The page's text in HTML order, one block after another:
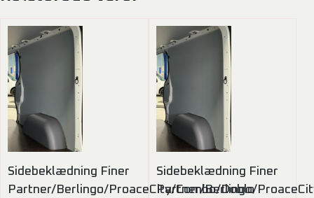
Sidebeklædning Finer
Partner/Berlingo/ProaceCity/Combo/Doblo
Sidebeklædning Finer
Partner/Berlingo/